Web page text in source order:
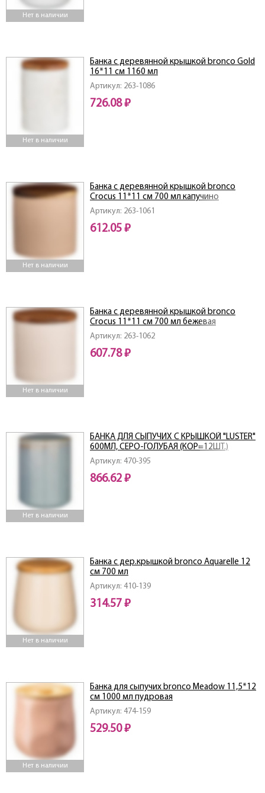
Нет в наличии
Нет в наличии
Артикул: 263-1086
Банка с деревянной крышкой bronco Gold
16*11 см 1160 мл
726.08 ₽
Нет в наличии
Артикул: 263-1061
Банка с деревянной крышкой bronco
Crocus 11*11 см 700 мл капучино
612.05 ₽
Нет в наличии
Артикул: 263-1062
Банка с деревянной крышкой bronco
Crocus 11*11 см 700 мл бежевая
607.78 ₽
Нет в наличии
Артикул: 470-395
БАНКА ДЛЯ СЫПУЧИХ С КРЫШКОЙ "LUSTER"
600МЛ, СЕРО-ГОЛУБАЯ (КОР=12ШТ.)
866.62 ₽
Нет в наличии
Артикул: 410-139
Банка с дер.крышкой bronco Aquarelle 12
см 700 мл
314.57 ₽
Нет в наличии
Артикул: 474-159
Банка для сыпучих bronco Meadow 11,5*12
см 1000 мл пудровая
529.50 ₽